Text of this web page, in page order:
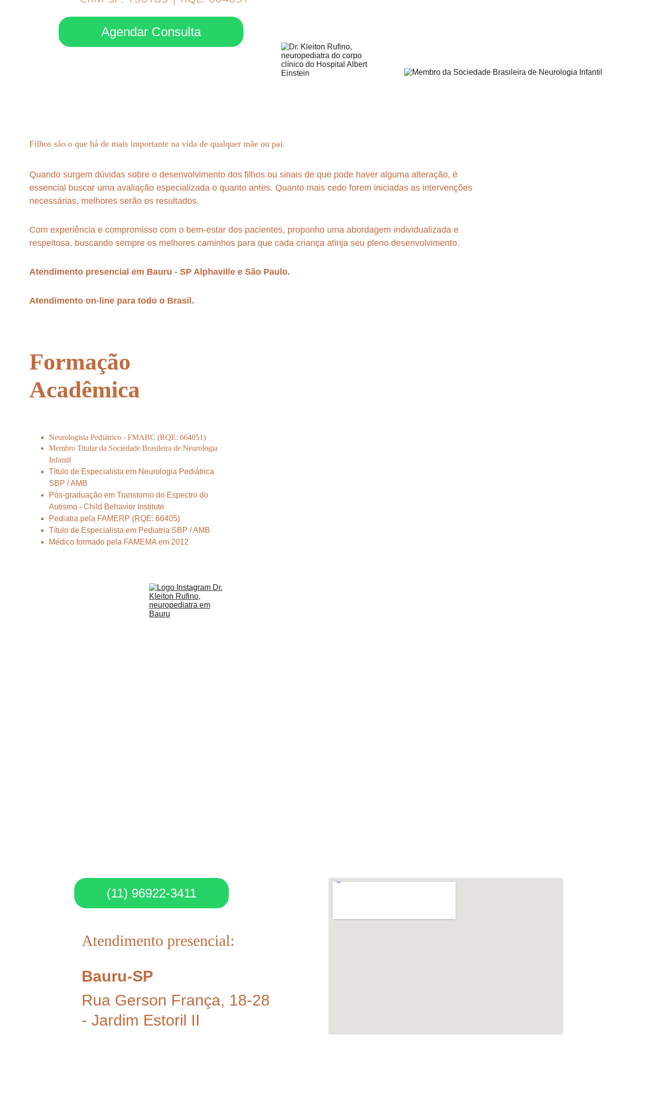
Agendar Consulta
Filhos são o que há de mais importante na vida de qualquer mãe ou pai.
Quando surgem dúvidas sobre o desenvolvimento dos filhos ou sinais de que pode haver alguma alteração, é
essencial buscar uma avaliação especializada o quanto antes. Quanto mais cedo forem iniciadas as intervenções
necessárias, melhores serão os resultados.
Com experiência e compromisso com o bem-estar dos pacientes, proponho uma abordagem individualizada e
respeitosa, buscando sempre os melhores caminhos para que cada criança atinja seu pleno desenvolvimento.
Atendimento presencial em Bauru - SP Alphaville e São Paulo.
Atendimento on-line para todo o Brasil.
Formação
Acadêmica
Neurologista Pediátrico - FMABC (RQE: 664051)
Membro Titular da Sociedade Brasileira de Neurologia
Infantil
Título de Especialista em Neurologia Pediátrica
SBP / AMB
Pós-graduação em Transtorno do Espectro do
Autismo - Child Behavior Institute
Pediatra pela FAMERP (RQE: 66405)
Título de Especialista em Pediatria SBP / AMB
Médico formado pela FAMEMA em 2012
Atendimento presencial:
Bauru-SP
Rua Gerson França, 18-28
- Jardim Estoril II
(11) 96922-3411